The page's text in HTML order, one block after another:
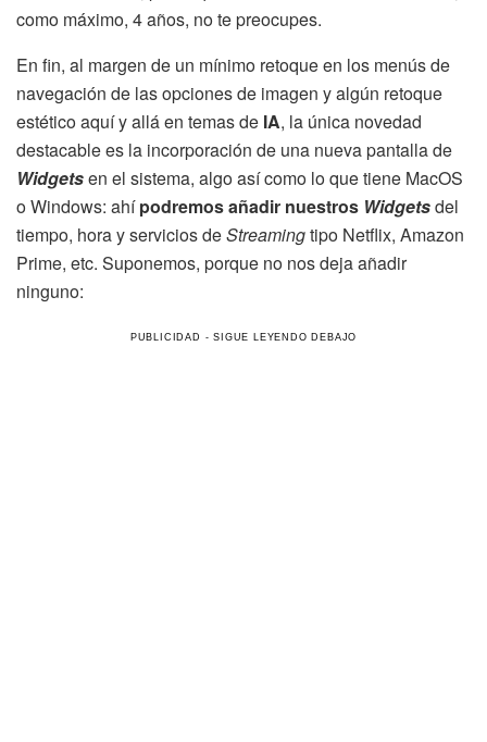
como máximo, 4 años, no te preocupes.
En fin, al margen de un mínimo retoque en los menús de
navegación de las opciones de imagen y algún retoque
estético aquí y allá en temas de IA, la única novedad
destacable es la incorporación de una nueva pantalla de
Widgetsen el sistema, algo así como lo que tiene MacOS
o Windows: ahípodremos añadir nuestros Widgetsdel
tiempo, hora y servicios deStreamingtipo Netflix, Amazon
Prime, etc. Suponemos, porque no nos deja añadir
ninguno: